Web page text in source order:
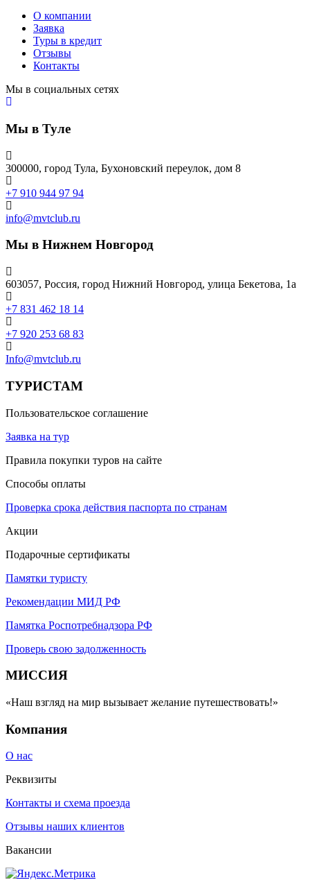
О компании
Заявка
Туры в кредит
Отзывы
Контакты
Мы в социальных сетях
Мы в Туле
300000, город Тула, Бухоновский переулок, дом 8
+7 910 944 97 94
info@mvtclub.ru
Мы в Нижнем Новгород
603057, Россия, город Нижний Новгород, улица Бекетова, 1а
+7 831 462 18 14
+7 920 253 68 83
Info@mvtclub.ru
ТУРИСТАМ
Пользовательское соглашение
Заявка на тур
Правила покупки туров на сайте
Способы оплаты
Проверка срока действия паспорта по странам
Акции
Подарочные сертификаты
Памятки туристу
Рекомендации МИД РФ
Памятка Роспотребнадзора РФ
Проверь свою задолженность
МИССИЯ
«Наш взгляд на мир вызывает желание путешествовать!»
Компания
О нас
Реквизиты
Контакты и схема проезда
Отзывы наших клиентов
Вакансии